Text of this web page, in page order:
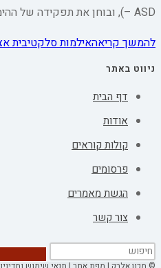
– ASD), ובוחן את תפקידה של ההימנעות החושית בתיווך תסמיני חרדה חברתית. אף כי שתי ההפרעות מופיעות לעיתים יחד,…
להמשך קריאהאילמות סלקטיבית
ניווט באתר
דף הבית
אודות
קולות קוראים
פרסומים
הגשת מאמרים
צור קשר